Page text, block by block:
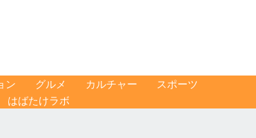
ン グルメ カルチャー
スポーツ
はばたけラボ